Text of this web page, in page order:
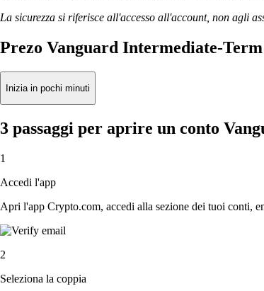
La sicurezza si riferisce all'accesso all'account, non agli
Prezo Vanguard Intermediate-
Inizia in pochi minuti
3 passaggi per aprire un conto
1
Accedi l'app
Apri l'app Crypto.com, accedi alla sezione dei tuoi conti,
2
Seleziona la coppia